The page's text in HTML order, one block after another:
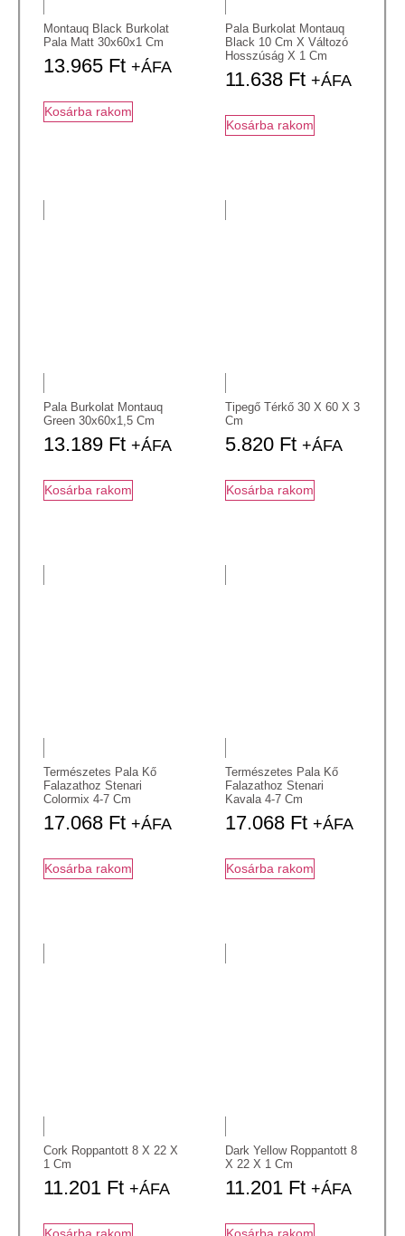
Montauq Black Burkolat
Pala Matt 30x60x1 Cm
13.965 Ft +ÁFA
Kosárba rakom
Pala Burkolat Montauq
Black 10 Cm X Változó
Hosszúság X 1 Cm
11.638 Ft +ÁFA
Kosárba rakom
Pala Burkolat Montauq
Green 30x60x1,5 Cm
13.189 Ft +ÁFA
Kosárba rakom
Tipegő Térkő 30 X 60 X 3
Cm
5.820 Ft +ÁFA
Kosárba rakom
Természetes Pala Kő
Falazathoz Stenari
Colormix 4-7 Cm
17.068 Ft +ÁFA
Kosárba rakom
Természetes Pala Kő
Falazathoz Stenari
Kavala 4-7 Cm
17.068 Ft +ÁFA
Kosárba rakom
Cork Roppantott 8 X 22 X
1 Cm
11.201 Ft +ÁFA
Dark Yellow Roppantott 8
X 22 X 1 Cm
11.201 Ft +ÁFA